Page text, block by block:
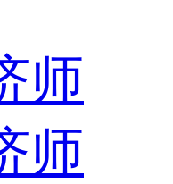
师
师